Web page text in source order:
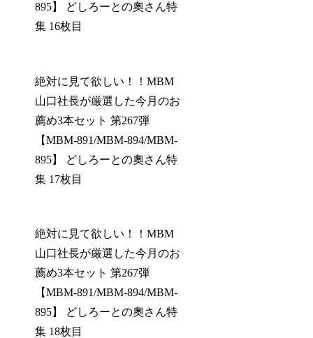
895】 どしろーとの奧さん特
集 16枚目
絶対に見て欲しい！！MBM
山口社長が厳選した今月のお
薦め3本セット 第267弾
【MBM-891/MBM-894/MBM-
895】 どしろーとの奧さん特
集 17枚目
絶対に見て欲しい！！MBM
山口社長が厳選した今月のお
薦め3本セット 第267弾
【MBM-891/MBM-894/MBM-
895】 どしろーとの奧さん特
集 18枚目